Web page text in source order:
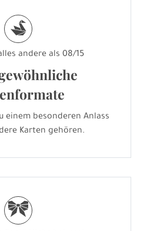
s
andere als 08/15
einem besonderen Anlass
Karten gehören.
r